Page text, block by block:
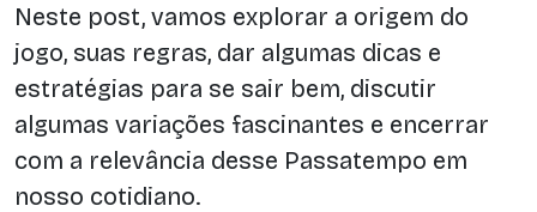
Neste post, vamos explorar a origem do
jogo, suas regras, dar algumas dicas e
estratégias para se sair bem, discutir
algumas variações fascinantes e encerrar
com a relevância desse Passatempo em
nosso cotidiano.